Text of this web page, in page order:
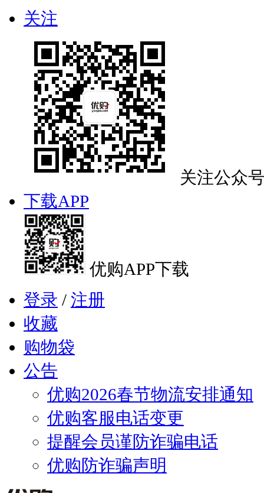
关注
关注公众
下载APP
优购APP下载
登录 / 注册
收藏
购物袋
公告
优购2026春节物流安排通知
优购客服电话变更
提醒会员谨防诈骗电话
优购防诈骗声明